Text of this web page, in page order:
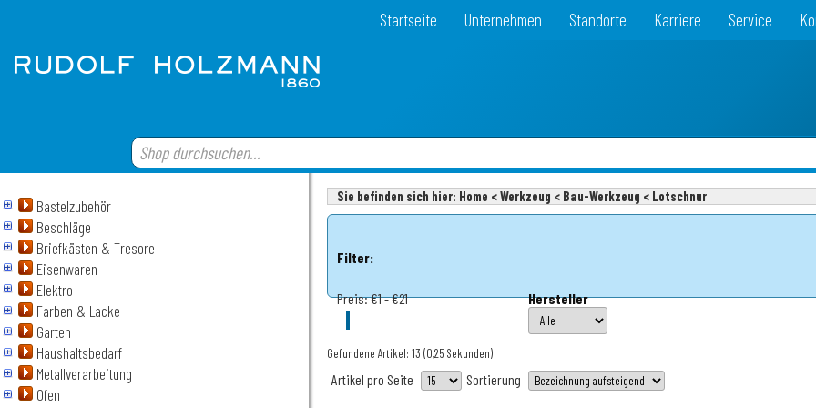
Startseite Unternehmen Standorte Karriere Service
Bastelzubehör
Beschläge
Briefkästen & Tresore
Eisenwaren
Elektro
Farben & Lacke
Garten
Haushaltsbedarf
Metallverarbeitung
Ofen
Sie befinden sich hier: Home < Werkzeug < Bau-Werkzeug < Lotschnur
Filter:
Preis:€1 - €21 Hersteller
Gefundene Artikel: 13 (0,25 Sekunden)
Artikel pro Seite Sortierung